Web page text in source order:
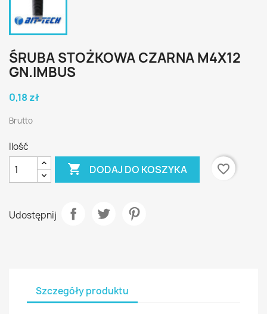
ŚRUBA STOŻKOWA CZARNA M4X12
GN.IMBUS
0,18 zł
Brutto
Ilość
 DODAJ DO KOSZYKA favorite_border
Udostępnij
Szczegóły produktu